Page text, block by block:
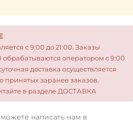
с 9:00 до 21:00. Заказы
обрабатываются оператором с 9:00
доставка осуществляется
заранее заказов.
в разделе ДОСТАВКА
написать нам в